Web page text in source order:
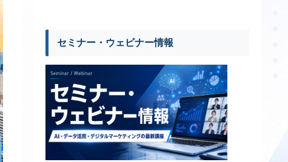
セミナー・ウェビナー情報